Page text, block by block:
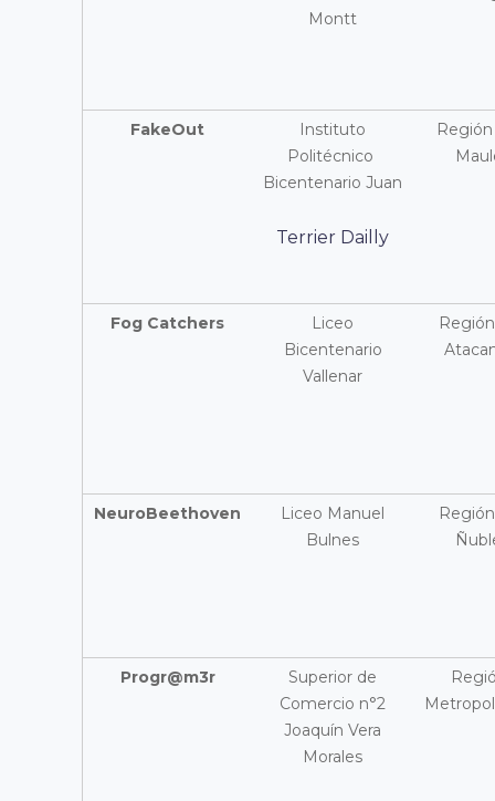
Montt
FakeOut
Instituto
Politécnico
Bicentenario Juan
Terrier Dailly
Fog Catchers
Liceo
Bicentenario
Vallenar
NeuroBeethoven
Liceo Manuel
Bulnes
Progr@m3r
Superior de
Comercio n°2
Joaquín Vera
Morales